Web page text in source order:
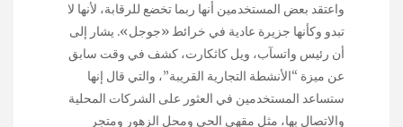
واعتقد بعض المستخدمين أنها ربما تخضع للرقابة، لأنها لا
تبدو وكأنها جزيرة عادية في خرائط «جوجل». يشار إلى
أن رئيس واتسآب، ويل كاثكارت، كشف في وقت سابق
عن ميزة “الأنشطة التجارية القريبة”، والتي قال إنها
ستساعد المستخدمين في العثور على الشركات المحلية
والاتصال بها، مثل مقهى الحي ومحل الزهور ومتجر